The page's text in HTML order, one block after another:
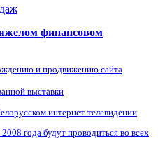
финансовом
и продвижению сайта
выставки
интернет-телевидении
года будут проводиться во всех